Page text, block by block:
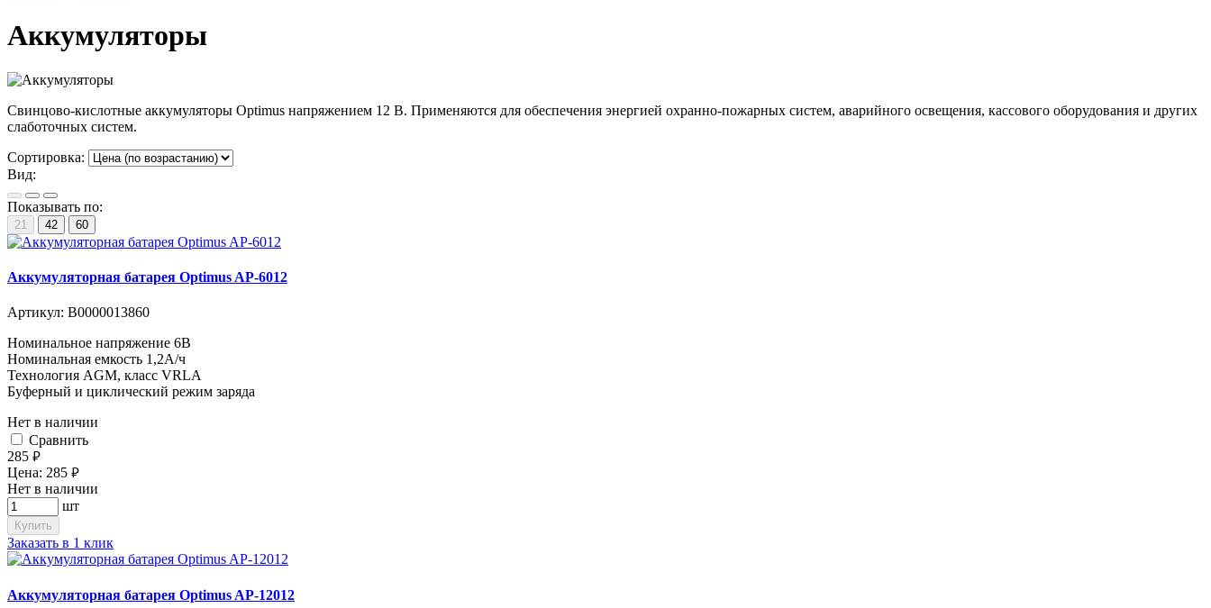
Аккумуляторы
Свинцово-кислотные аккумуляторы Optimus напряжением 12 В. Применяются для обеспечения энергией охранно-пожарных систем, аварийного освещения, кассового оборудования и других
слаботочных систем.
Сортировка:
Вид:
Показывать по:
21 42 60
Аккумуляторная батарея Optimus AP-6012
Артикул: В0000013860
Номинальное напряжение 6B
Номинальная емкость 1,2A/ч
Технология AGM, класс VRLA
Буферный и циклический режим заряда
Нет в наличии
Cравнить
285 руб.
Цена: 285 руб.
Нет в наличии
шт
Купить
Заказать в 1 клик
Аккумуляторная батарея Optimus AP-12012